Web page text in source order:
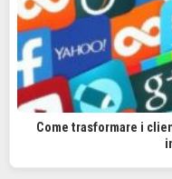
Come trasformare i